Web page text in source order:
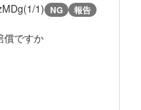
1) NG 報告
償ですか